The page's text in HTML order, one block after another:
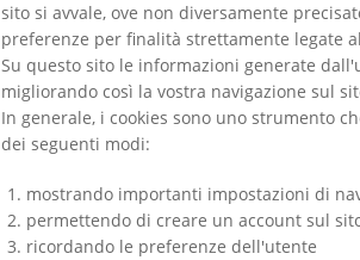
sito si avvale, ove non diversamente
preferenze per finalità strettamente legate
Su questo sito le informazioni generate
migliorando così la vostra navigazione sul
In generale, i cookies sono uno strumento
dei seguenti modi:
mostrando importanti impostazioni di
permettendo di creare un account sul
ricordando le preferenze dell'utente